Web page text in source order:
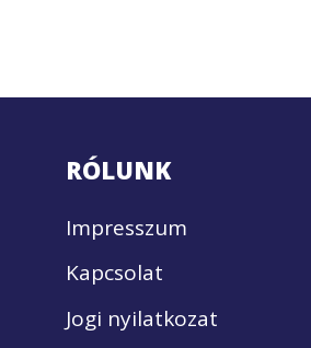
RÓLUNK
Impresszum
Kapcsolat
Jogi nyilatkozat